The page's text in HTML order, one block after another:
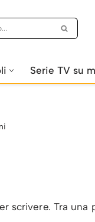
Serie TV su
scrivere. Tra